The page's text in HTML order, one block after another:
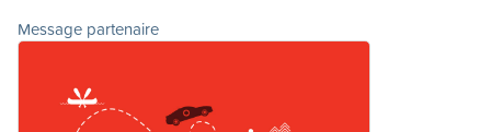
Message partenaire